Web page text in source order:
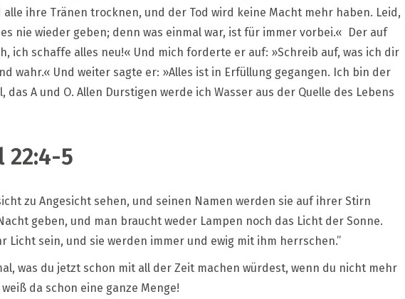
ihre Tränen trocknen, und der Tod wird keine Macht mehr haben. Leid,
nie wieder geben; denn was einmal war, ist für immer vorbei.« Der auf
ich schaffe alles neu!« Und mich forderte er auf: »Schreib auf, was ich dir
wahr.« Und weiter sagte er: »Alles ist in Erfüllung gegangen. Ich bin der
das A und O. Allen Durstigen werde ich Wasser aus der Quelle des Lebens
22:4-5
zu Angesicht sehen, und seinen Namen werden sie auf ihrer Stirn
geben, und man braucht weder Lampen noch das Licht der Sonne.
Licht sein, und sie werden immer und ewig mit ihm herrschen.”
was du jetzt schon mit all der Zeit machen würdest, wenn du nicht mehr
da schon eine ganze Menge!